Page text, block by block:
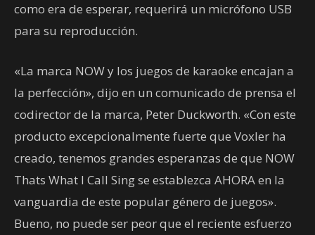
como era de esperar, requerirá un micrófono USB
para su reproducción.
«La marca NOW y los juegos de karaoke encajan a
la perfección», dijo en un comunicado de prensa el
codirector de la marca, Peter Duckworth. «Con este
producto excepcionalmente fuerte que Voxler ha
creado, tenemos grandes esperanzas de que NOW
Thats What I Call Sing se establezca AHORA en la
vanguardia de este popular género de juegos».
Bueno, no puede ser peor que el reciente esfuerzo